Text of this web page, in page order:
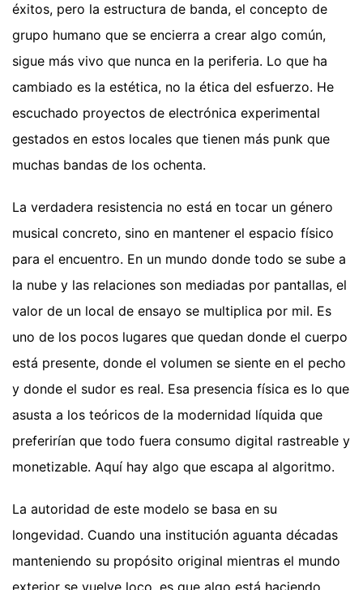
éxitos, pero la estructura de banda, el concepto de
grupo humano que se encierra a crear algo común,
sigue más vivo que nunca en la periferia. Lo que ha
cambiado es la estética, no la ética del esfuerzo. He
escuchado proyectos de electrónica experimental
gestados en estos locales que tienen más punk que
muchas bandas de los ochenta.
La verdadera resistencia no está en tocar un género
musical concreto, sino en mantener el espacio físico
para el encuentro. En un mundo donde todo se sube a
la nube y las relaciones son mediadas por pantallas, el
valor de un local de ensayo se multiplica por mil. Es
uno de los pocos lugares que quedan donde el cuerpo
está presente, donde el volumen se siente en el pecho
y donde el sudor es real. Esa presencia física es lo que
asusta a los teóricos de la modernidad líquida que
preferirían que todo fuera consumo digital rastreable y
monetizable. Aquí hay algo que escapa al algoritmo.
La autoridad de este modelo se basa en su
longevidad. Cuando una institución aguanta décadas
manteniendo su propósito original mientras el mundo